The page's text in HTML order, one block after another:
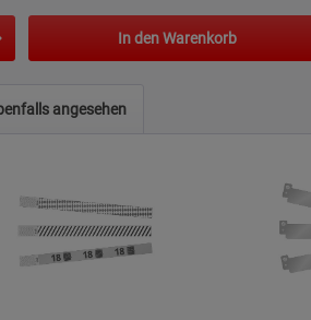
In denWarenkorb
angesehen